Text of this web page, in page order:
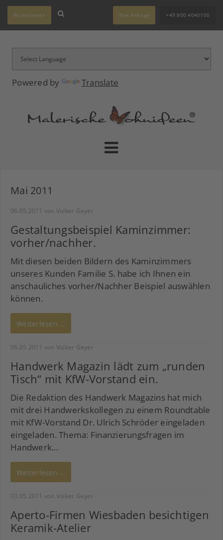
Powered by Translate
Rezensionen Ihre Anfrage +49 800 4040100
Mai 2011
06.05.2011 von Volker Geyer
Gestaltungsbeispiel Kaminzimmer:
vorher/nachher.
Mit diesen beiden Bildern des Kaminzimmers
unseres Kunden Familie S. habe ich Ihnen ein
anschauliches vorher/Nachher Beispiel auswählen
können.
Weiterlesen …
06.05.2011 von Volker Geyer
Handwerk Magazin lädt zum „runden
Tisch“ mit KfW-Vorstand ein.
Die Redaktion des Handwerk Magazins hat mich
mit drei Handwerkskollegen zu einem Roundtable
mit KfW-Vorstand Dr. Ulrich Schröder eingeladen
eingeladen. Thema: Finanzierungsfragen im
Handwerk...
Weiterlesen …
03.05.2011 von Volker Geyer
Aperto-Firmen Wiesbaden besichtigen
Keramik-Atelier